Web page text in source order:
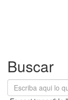
Buscar